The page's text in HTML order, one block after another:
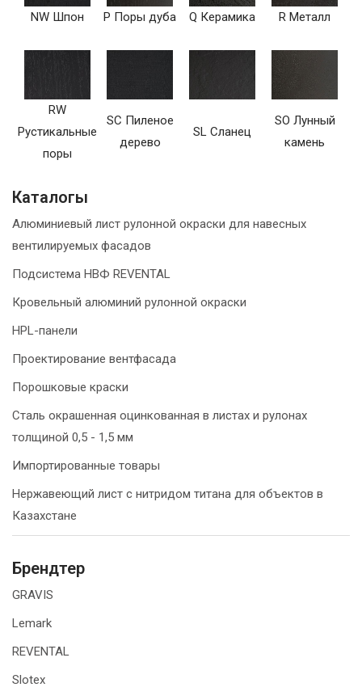
NW Шпон P Поры дуба Q Керамика R Металл
RW
Рустикальные
поры
SC Пиленое
дерево
SL Сланец
SO Лунный
камень
Каталогы
Алюминиевый лист рулонной окраски для навесных
вентилируемых фасадов
Подсистема НВФ REVENTAL
Кровельный алюминий рулонной окраски
HPL-панели
Проектирование вентфасада
Порошковые краски
Сталь окрашенная оцинкованная в листах и рулонах
толщиной 0,5 - 1,5 мм
Импортированные товары
Нержавеющий лист с нитридом титана для объектов в
Казахстане
Брендтер
GRAVIS
Lemark
REVENTAL
Slotex